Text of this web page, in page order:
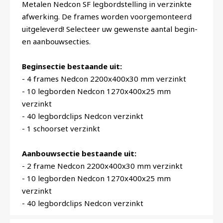
Metalen Nedcon SF legbordstelling in verzinkte
afwerking. De frames worden voorgemonteerd
uitgeleverd! Selecteer uw gewenste aantal begin-
en aanbouwsecties.
Beginsectie bestaande uit:
- 4 frames Nedcon 2200x400x30 mm verzinkt
- 10 legborden Nedcon 1270x400x25 mm
verzinkt
- 40 legbordclips Nedcon verzinkt
- 1 schoorset verzinkt
Aanbouwsectie bestaande uit:
- 2 frame Nedcon 2200x400x30 mm verzinkt
- 10 legborden Nedcon 1270x400x25 mm
verzinkt
- 40 legbordclips Nedcon verzinkt